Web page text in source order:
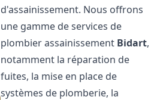
d'assainissement. Nous offrons
une gamme de services de
plombier assainissement Bidart,
notamment la réparation de
fuites, la mise en place de
systèmes de plomberie, la